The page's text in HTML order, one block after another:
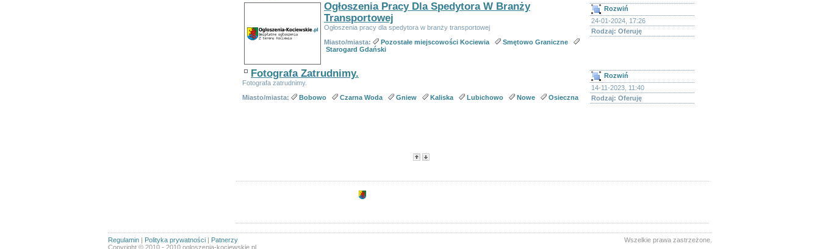
Ogłoszenia Pracy Dla Spedytora W Branży
Transportowej
Ogłoszenia pracy dla spedytora w branży transportowej
Miasto/miasta:
Pozostałe miejscowości Kociewia
Smętowo Graniczne
Starogard Gdański
Rozwiń
24-01-2024, 17:26
Rodzaj: Oferuję
Fotografa Zatrudnimy.
Fotografa zatrudnimy.
Miasto/miasta:
Bobowo Czarna Woda Gniew Kaliska Lubichowo Nowe Osieczna
Rozwiń
14-11-2023, 11:40
Rodzaj: Oferuję
Opcje dostępne dla zarejestrowanych użytkowników
Regulamin | Polityka prywatności | Patnerzy
Copyright © 2010 - 2010 ogloszenia-kociewskie.pl
Wszelkie prawa zastrzeżone.